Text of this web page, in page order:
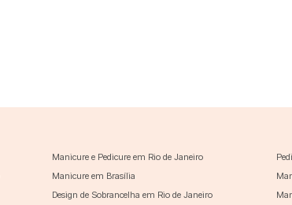
Manicure e Pedicure em Rio de Janeiro
Manicure em Brasília
Design de Sobrancelha em Rio de Janeiro